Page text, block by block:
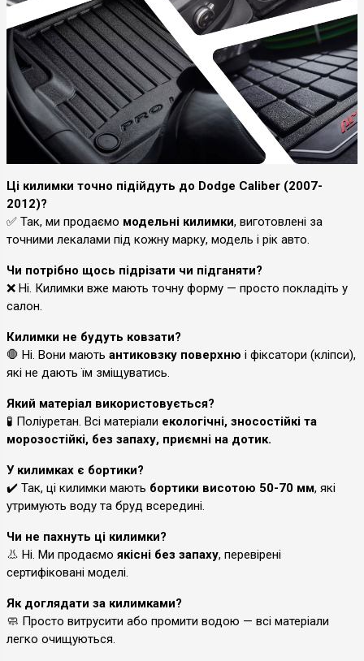
Ці килимки точно підійдуть до Dodge Caliber (2007-
2012)?
✅ Так, ми продаємо модельні килимки, виготовлені за
точними лекалами під кожну марку, модель і рік авто.
Чи потрібно щось підрізати чи підганяти?
❌ Ні. Килимки вже мають точну форму — просто покладіть у
салон.
Килимки не будуть ковзати?
🛑 Ні. Вони мають антиковзку поверхню і фіксатори (кліпси),
які не дають їм зміщуватись.
Який матеріал використовується?
🧪 Поліуретан. Всі матеріали екологічні, зносостійкі та
морозостійкі, без запаху, приємні на дотик.
У килимках є бортики?
✔️ Так, ці килимки мають бортики висотою 50-70 мм, які
утримують воду та бруд всередині.
Чи не пахнуть ці килимки?
👃 Ні. Ми продаємо якісні без запаху, перевірені
сертифіковані моделі.
Як доглядати за килимками?
🧼 Просто витрусити або промити водою — всі матеріали
легко очищуються.